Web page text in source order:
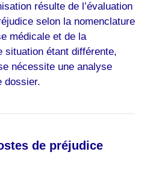
résulte de l’évaluation
selon la nomenclature
médicale et de la
situation étant différente,
nécessite une analyse
dossier.
de préjudice